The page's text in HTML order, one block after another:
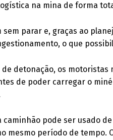
na mina de forma
sem parar e, graças ao
o que
de detonação, os
de poder carregar o
caminhão pode ser usado
mesmo período de tempo.